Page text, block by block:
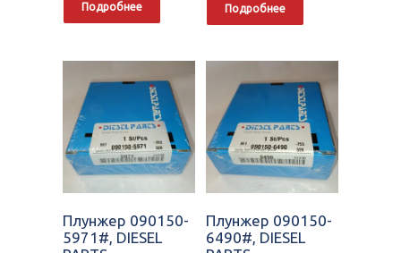
Подробнее Подробнее
Плунжер 090150-
5971#, DIESEL
Плунжер 090150-
6490#, DIESEL